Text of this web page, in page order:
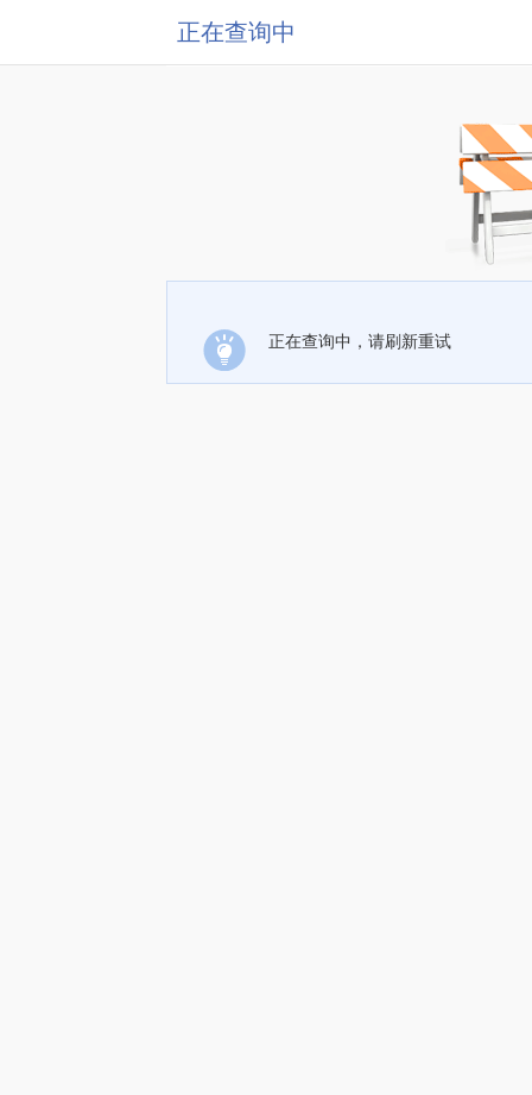
正在查询中
正在查询中，请刷新重试